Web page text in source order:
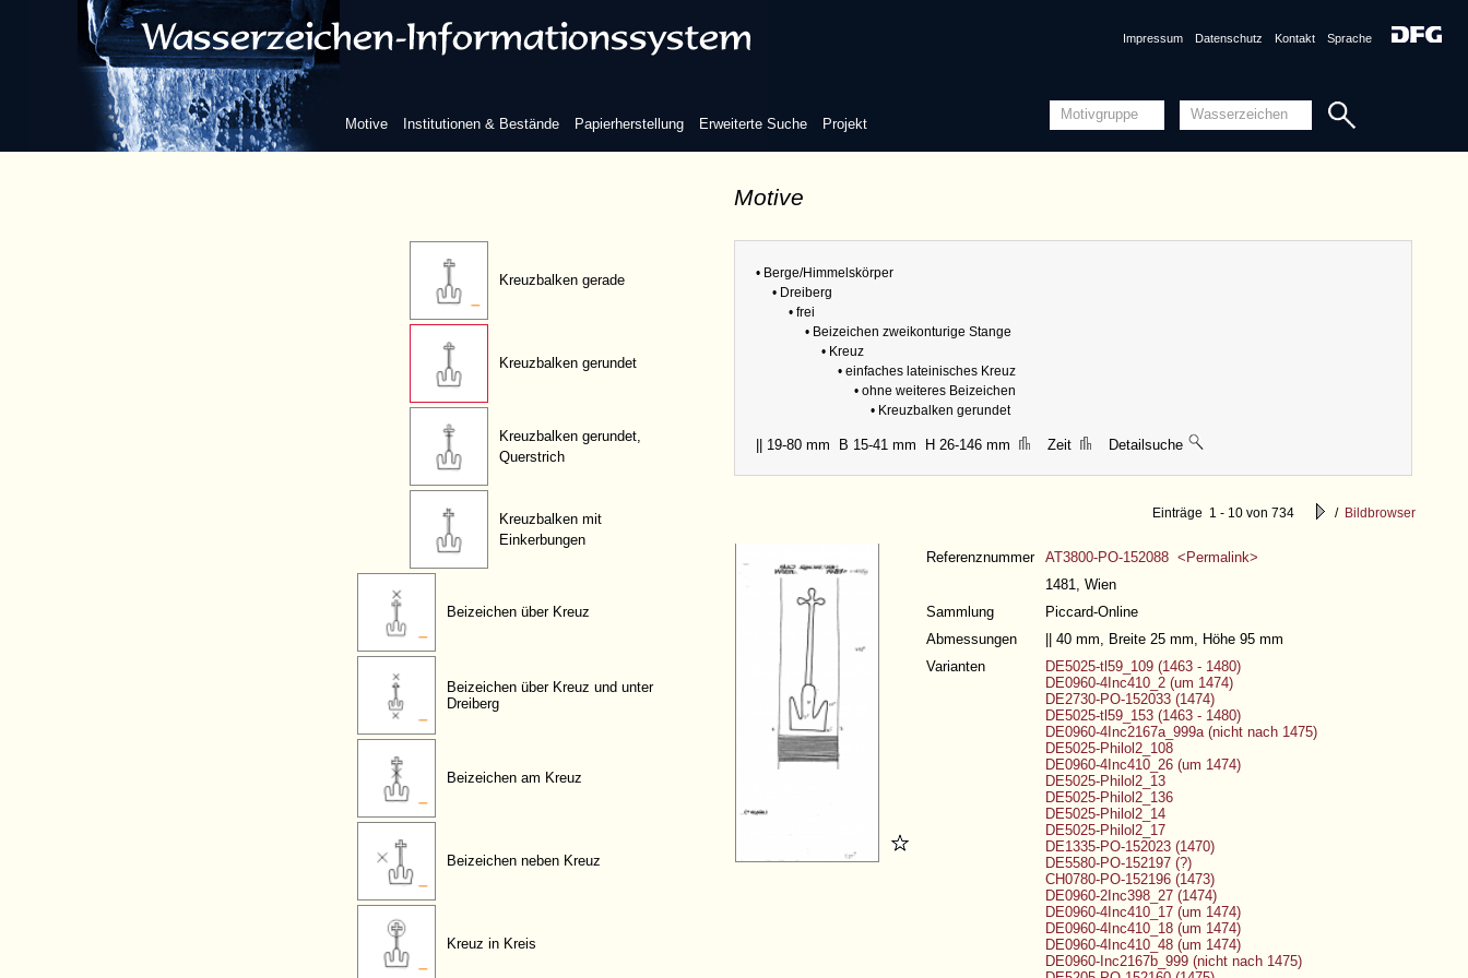
Motive Institutionen & Bestände Papierherstellung Erweiterte Suche Projekt
Impressum Datenschutz Kontakt Sprache
Motive
Kreuz
einfaches lateinisches Kreuz
Kreuzbalken gerade
Kreuzbalken gerundet
Kreuzbalken gerundet,
Querstrich
Kreuzbalken mit
Einkerbungen
Beizeichen über Kreuz
Beizeichen über Kreuz und unter
Dreiberg
Beizeichen am Kreuz
Beizeichen neben Kreuz
Kreuz in Kreis
• Berge/Himmelskörper
• Dreiberg
• frei
• Beizeichen zweikonturige Stange
• Kreuz
• einfaches lateinisches Kreuz
• ohne weiteres Beizeichen
• Kreuzbalken gerundet
|| 19-80 mm B 15-41 mm H 26-146 mm Zeit Detailsuche
Einträge 1 - 10 von 734 / Bildbrowser
1486, Speyer
Referenznummer
AT3800-PO-152088 <Permalink>
1481, Wien
Sammlung
Piccard-Online
Abmessungen
|| 40 mm, Breite 25 mm, Höhe 95 mm
Varianten
DE5025-tl59_109 (1463 - 1480)
DE0960-4Inc410_2 (um 1474)
DE2730-PO-152033 (1474)
DE5025-tl59_153 (1463 - 1480)
DE0960-4Inc2167a_999a (nicht nach 1475)
DE5025-Philol2_108
DE0960-4Inc410_26 (um 1474)
DE5025-Philol2_13
DE5025-Philol2_136
DE5025-Philol2_14
DE5025-Philol2_17
DE1335-PO-152023 (1470)
DE5580-PO-152197 (?)
CH0780-PO-152196 (1473)
DE0960-2Inc398_27 (1474)
DE0960-4Inc410_17 (um 1474)
DE0960-4Inc410_18 (um 1474)
DE0960-4Inc410_48 (um 1474)
DE0960-Inc2167b_999 (nicht nach 1475)